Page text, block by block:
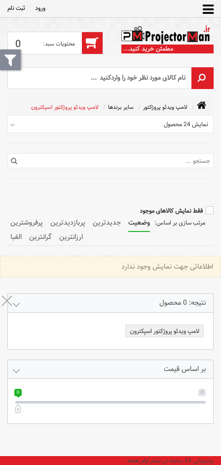
ورود ثبت‌ نام
0
لامپ ویدئو پروژکتور سایر برندها لامپ ویدئو پروژکتور اسپکترون
نمایش 24 محصول
فقط نمایش کالاهای موجود
وضعیت جدیدترین پربازدیدترین
پرفروشترین
ارزانترین
گرانترین الفبا
اطلاعاتی جهت نمایش وجود ندارد
نتیجه: 0 محصول
لامپ ویدئو پروژکتور اسپکترون
بر اساس قیمت
0
0
پشتیبانی 24 ساعته در تمام ایام هفته